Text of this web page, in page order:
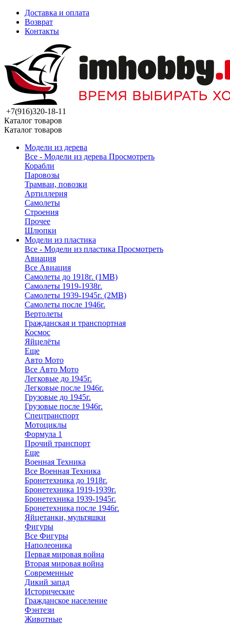
Доставка и оплата
Возврат
Контакты
+7(916)320-18-11
Каталог товаров
Каталог товаров
Модели из дерева
Все - Модели из дерева Просмотреть
Корабли
Паровозы
Трамваи, повозки
Артиллерия
Самолеты
Строения
Прочее
Шлюпки
Модели из пластика
Все - Модели из пластика Просмотреть
Авиация
Все Авиация
Самолеты до 1918г. (1МВ)
Самолеты 1919-1938г.
Самолеты 1939-1945г. (2МВ)
Самолеты после 1946г.
Вертолеты
Гражданская и транспортная
Космос
Яйцелёты
Еще
Авто Мото
Все Авто Мото
Легковые до 1945г.
Легковые после 1946г.
Грузовые до 1945г.
Грузовые после 1946г.
Спецтранспорт
Мотоциклы
Формула 1
Прочий транспорт
Еще
Военная Техника
Все Военная Техника
Бронетехника до 1918г.
Бронетехника 1919-1939г.
Бронетехника 1939-1945г.
Бронетехника после 1946г.
Яйцетанки, мультяшки
Фигуры
Все Фигуры
Наполеоника
Первая мировая война
Вторая мировая война
Современные
Дикий запад
Исторические
Гражданское население
Фэнтези
Животные